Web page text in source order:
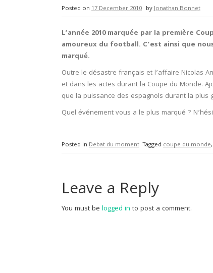
Posted on 17 December 2010 byJonathan Bonnet
L’année 2010 marquée par la première
amoureux du football. C’est ainsi que
marqué.
Outre le désastre français et l’affaire Nicolas
et dans les actes durant la Coupe du Monde.
que la puissance des espagnols durant la plus
Quel événement vous a le plus marqué ?
Posted in Debat du moment Tagged coupe du monde,
Leave a Reply
You must be logged in to post a comment.